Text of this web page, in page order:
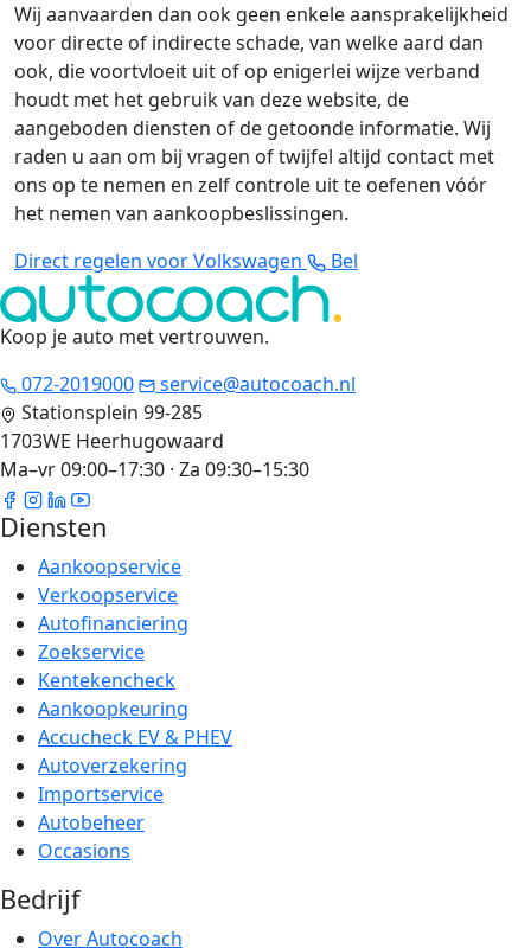
Wij aanvaarden dan ook geen enkele aansprakelijkheid
voor directe of indirecte schade, van welke aard dan
ook, die voortvloeit uit of op enigerlei wijze verband
houdt met het gebruik van deze website, de
aangeboden diensten of de getoonde informatie. Wij
raden u aan om bij vragen of twijfel altijd contact met
ons op te nemen en zelf controle uit te oefenen vóór
het nemen van aankoopbeslissingen.
Direct regelen voor Volkswagen
Bel
Koop je auto met vertrouwen.
072-2019000
service@autocoach.nl
Stationsplein 99-285
1703WE Heerhugowaard
Ma–vr 09:00–17:30 · Za 09:30–15:30
Diensten
Aankoopservice
Verkoopservice
Autofinanciering
Zoekservice
Kentekencheck
Aankoopkeuring
Accucheck EV & PHEV
Autoverzekering
Importservice
Autobeheer
Occasions
Bedrijf
Over Autocoach